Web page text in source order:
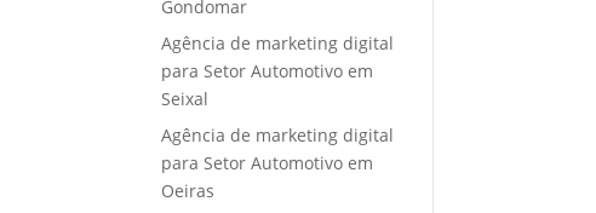
Gondomar
Agência de marketing digital
para Setor Automotivo em
Seixal
Agência de marketing digital
para Setor Automotivo em
Oeiras